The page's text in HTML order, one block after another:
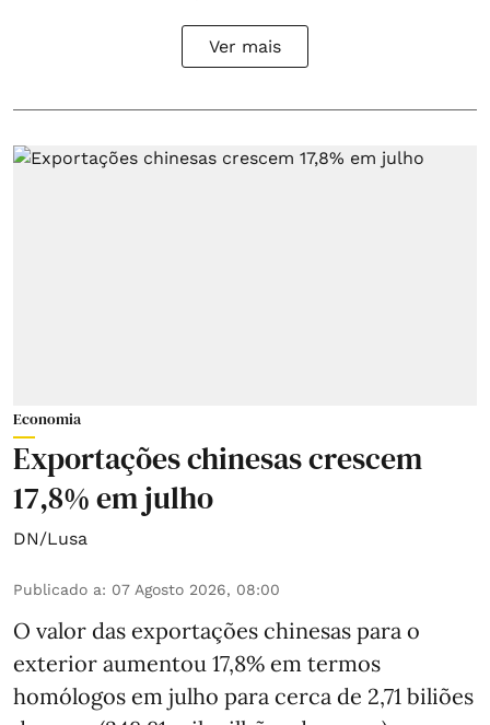
Ver mais
Economia
Exportações chinesas crescem
17,8% em julho
DN/Lusa
Publicado a: 07 Agosto 2026, 08:00
O valor das exportações chinesas para o
exterior aumentou 17,8% em termos
homólogos em julho para cerca de 2,71 biliões